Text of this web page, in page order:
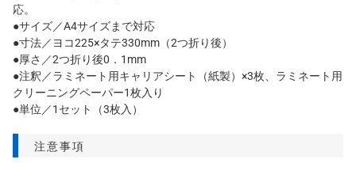
応。
●サイズ／A4サイズまで対応
●寸法／ヨコ225×タテ330mm（2つ折り後）
●厚さ／2つ折り後0．1mm
●注釈／ラミネート用キャリアシート（紙製）×3枚、ラミネート用
クリーニングペーパー1枚入り
●単位／1セット（3枚入）
注意事項